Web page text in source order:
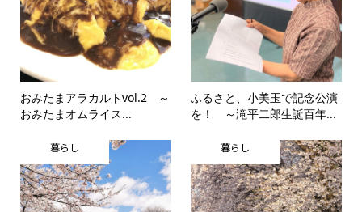
おみたまアラカルトvol.2 ～
おみたまオムライス...
ふるさと、小美玉で記念公演
を！ ～滝平二郎生誕百年...
暮らし 暮らし